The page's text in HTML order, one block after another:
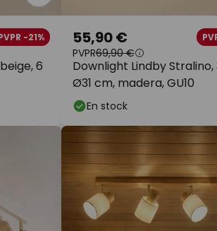
6
-21%
Downlight Lindby Stralino,
Ø31 cm, madera, GU10
55,90 €
PVPR69,90 €
En stock